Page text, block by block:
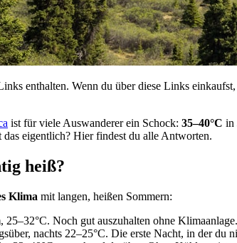
enthalten. Wenn du über diese Links
ist für viele Auswanderer ein Schock: 35–40°C in
eigentlich? Hier findest du alle Antworten.
heiß?
Klima mit langen, heißen Sommern:
25–32°C. Noch gut auszuhalten ohne Klimaanlage.
nachts 22–25°C. Die erste Nacht, in der du